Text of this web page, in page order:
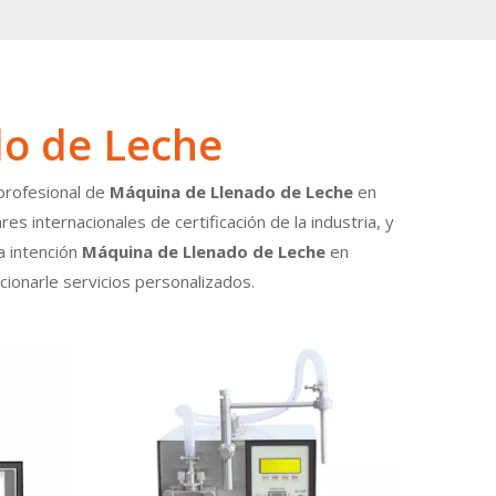
de Leche
de Máquina de Llenado de Leche en
internacionales de certificación de la industria, y
intención Máquina de Llenado de Leche en
servicios personalizados.